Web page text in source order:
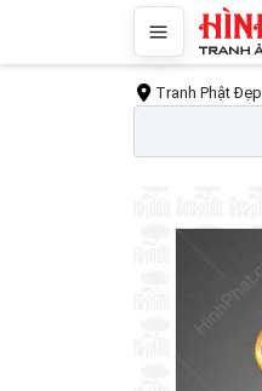
Tranh Phật Đẹp